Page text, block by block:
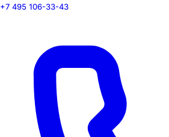
+7 495 106-33-43